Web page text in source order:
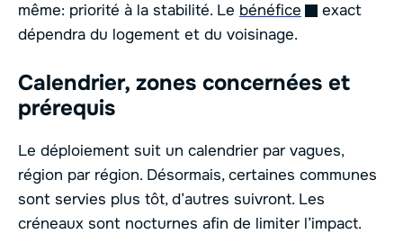
même: priorité à la stabilité. Le bénéfice
exact
dépendra du logement et du voisinage.
Calendrier, zones concernées et
prérequis
Le déploiement suit un calendrier par vagues,
région par région. Désormais, certaines communes
sont servies plus tôt, d’autres suivront. Les
créneaux sont nocturnes afin de limiter l’impact.